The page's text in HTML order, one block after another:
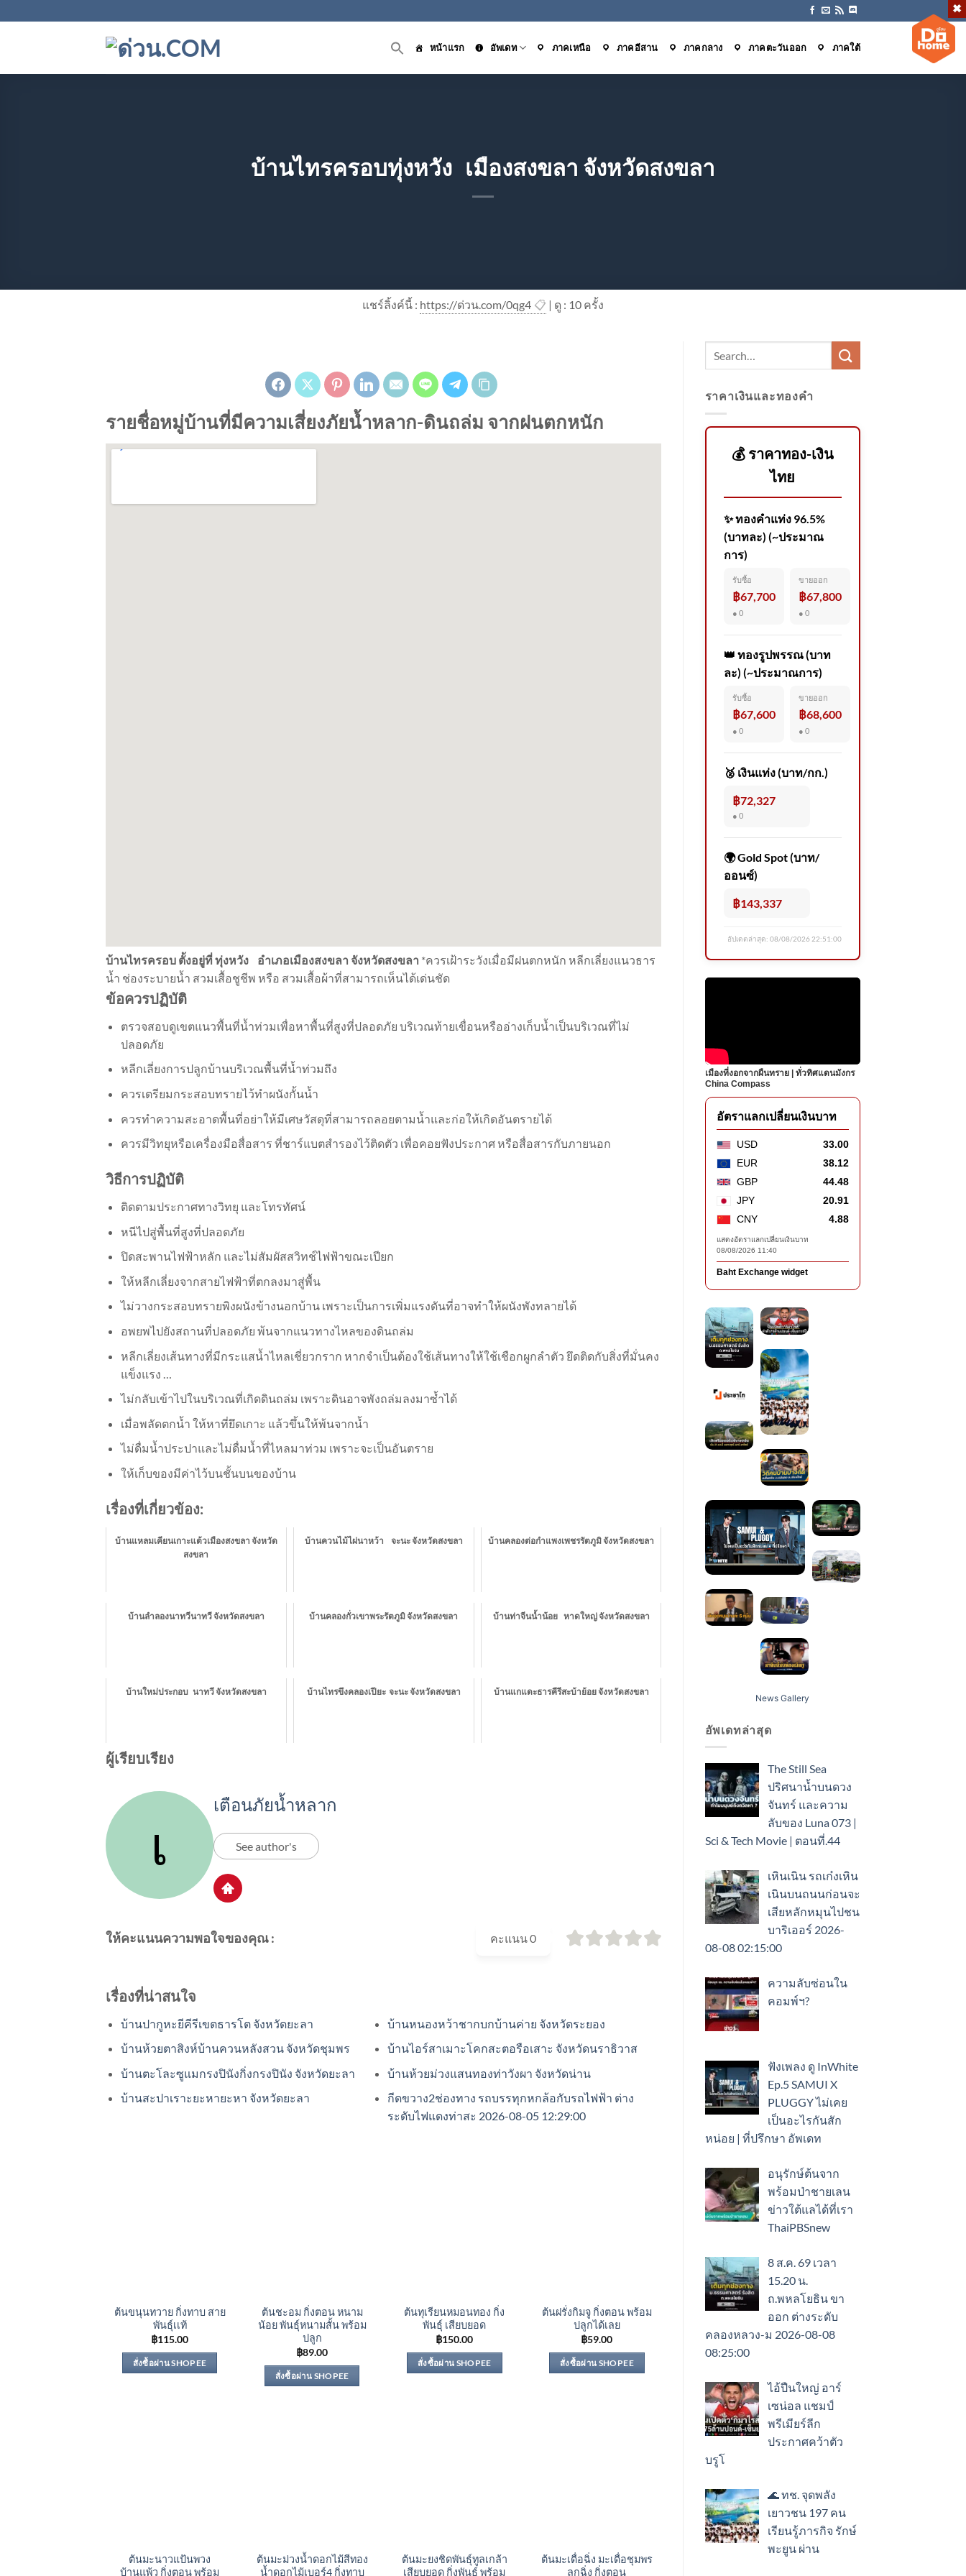
ไป
หน้าแรก อัพเดท ภาคเหนือ ภาคอีสาน ภาคกลาง ภาคตะวันออก ภาคใต้
บ้านไทรครอบทุ่งหวัง เมืองสงขลา จังหวัดสงขลา
แชร์ลิ้งค์นี้ : https://ด่วน.com/0qg4 📋 | ดู : 10 ครั้ง
รายชื่อหมู่บ้านที่มีความเสี่ยงภัยน้ำหลาก-ดินถล่ม จากฝนตกหนัก
บ้านไทรครอบ ตั้งอยู่ที่ ทุ่งหวัง อำเภอเมืองสงขลา จังหวัดสงขลา *ควรเฝ้าระวังเมื่อมีฝนตกหนัก หลีกเลี่ยงแนวธาร
น้ำ ช่องระบายน้ำ สวมเสื้อชูชีพ หรือ สวมเสื้อผ้าที่สามารถเห็นได้เด่นชัด
ข้อควรปฏิบัติ
ตรวจสอบดูเขตแนวพื้นที่น้ำท่วมเพื่อหาพื้นที่สูงที่ปลอดภัย บริเวณท้ายเขื่อนหรืออ่างเก็บน้ำเป็นบริเวณที่ไม่
ปลอดภัย
หลีกเลี่ยงการปลูกบ้านบริเวณพื้นที่น้ำท่วมถึง
ควรเตรียมกระสอบทรายไว้ทำผนังกั้นน้ำ
ควรทำความสะอาดพื้นที่อย่าให้มีเศษวัสดุที่สามารถลอยตามน้ำและก่อให้เกิดอันตรายได้
ควรมีวิทยุหรือเครื่องมือสื่อสาร ที่ชาร์แบตสำรองไว้ติดตัว เพื่อคอยฟังประกาศ หรือสื่อสารกับภายนอก
วิธีการปฏิบัติ
ติดตามประกาศทางวิทยุ และโทรทัศน์
หนีไปสู่พื้นที่สูงที่ปลอดภัย
ปิดสะพานไฟฟ้าหลัก และไม่สัมผัสสวิทช์ไฟฟ้าขณะเปียก
ให้หลีกเลี่ยงจากสายไฟฟ้าที่ตกลงมาสู่พื้น
ไม่วางกระสอบทรายพิงผนังข้างนอกบ้าน เพราะเป็นการเพิ่มแรงดันที่อาจทำให้ผนังพังทลายได้
อพยพไปยังสถานที่ปลอดภัย พ้นจากแนวทางไหลของดินถล่ม
หลีกเลี่ยงเส้นทางที่มีกระแสน้ำไหลเชี่ยวกราก หากจำเป็นต้องใช้เส้นทางให้ใช้เชือกผูกลำตัว ยึดติดกับสิ่งที่มั่นคง
แข็งแรง …
ไม่กลับเข้าไปในบริเวณที่เกิดดินถล่ม เพราะดินอาจพังถล่มลงมาซ้ำได้
เมื่อพลัดตกน้ำ ให้หาที่ยึดเกาะ แล้วขึ้นให้พ้นจากน้ำ
ไม่ดื่มน้ำประปาและไม่ดื่มน้ำที่ไหลมาท่วม เพราะจะเป็นอันตราย
ให้เก็บของมีค่าไว้บนชั้นบนของบ้าน
เรื่องที่เกี่ยวข้อง:
บ้านแหลมเคียนเกาะแต้วเมืองสงขลา จังหวัด
สงขลา
บ้านควนไม้ไผ่นาหว้า จะนะ จังหวัดสงขลา บ้านคลองต่อกำแพงเพชรรัตภูมิ จังหวัดสงขลา
บ้านลำลองนาทวีนาทวี จังหวัดสงขลา บ้านคลองกั่วเขาพระรัตภูมิ จังหวัดสงขลา บ้านท่าจีนน้ำน้อย หาดใหญ่ จังหวัดสงขลา
บ้านใหม่ประกอบ นาทวี จังหวัดสงขลา บ้านไทรขึงคลองเปียะ จะนะ จังหวัดสงขลา บ้านแกแดะธารคีรีสะบ้าย้อย จังหวัดสงขลา
ผู้เรียบเรียง
เตือนภัยน้ำหลาก
See author's
ให้คะแนนความพอใจของคุณ : คะแนน0
เรื่องที่น่าสนใจ
บ้านปากูหะยีคีรีเขตธารโต จังหวัดยะลา
บ้านห้วยตาสิงห์บ้านควนหลังสวน จังหวัดชุมพร
บ้านตะโละซูแมกรงปินังกิ่งกรงปินัง จังหวัดยะลา
บ้านสะปาเราะยะหายะหา จังหวัดยะลา
บ้านหนองหว้าชากบกบ้านค่าย จังหวัดระยอง
บ้านไอร์สาเมาะโคกสะตอรือเสาะ จังหวัดนราธิวาส
บ้านห้วยม่วงแสนทองท่าวังผา จังหวัดน่าน
กีดขวาง2ช่องทาง รถบรรทุกหกล้อกับรถไฟฟ้า ต่าง
ระดับไฟแดงท่าสะ 2026-08-05 12:29:00
ต้นขนุนทวาย กิ่งทาบ สาย
พันธุ์เเท้
฿115.00
สั่งซื้อผ่าน SHOPEE
ต้นชะอม กิ่งตอน หนาม
น้อย พันธุ์หนามสั้น พร้อม
ปลูก
฿89.00
สั่งซื้อผ่าน SHOPEE
ต้นทุเรียนหมอนทอง กิ่ง
พันธุ์ เสียบยอด
฿150.00
สั่งซื้อผ่าน SHOPEE
ต้นฝรั่งกิมจู กิ่งตอน พร้อม
ปลูกได้เลย
฿59.00
สั่งซื้อผ่าน SHOPEE
ต้นมะนาวแป้นพวง
บ้านแพ้ว กิ่งตอน พร้อม
ต้นมะม่วงน้ำดอกไม้สีทอง
น้ำดอกไม้เบอร์4 กิ่งทาบ
ต้นมะยงชิดพันธุ์ทูลเกล้า
เสียบยอด กิ่งพันธุ์ พร้อม
ต้นมะเดื่อฉิ่ง มะเดื่อชุมพร
ลูกฉิ่ง กิ่งตอน
ราคาเงินและทองคำ
💰 ราคาทอง-เงิน
ไทย
✨ ทองคำแท่ง 96.5%
(บาทละ) (~ประมาณ
การ)
รับซื้อ
฿67,700
● 0
ขายออก
฿67,800
● 0
👑 ทองรูปพรรณ (บาท
ละ) (~ประมาณการ)
รับซื้อ
฿67,600
● 0
ขายออก
฿68,600
● 0
🥈 เงินแท่ง (บาท/กก.)
฿72,327
● 0
🌍 Gold Spot (บาท/
ออนซ์)
฿143,337
อัปเดตล่าสุด: 08/08/2026 22:51:00
เมืองที่งอกจากผืนทราย | ทั่วทิศแดนมังกร
China Compass
อัตราแลกเปลี่ยนเงินบาท
USD
33.00
EUR
38.12
GBP
44.48
JPY
20.91
CNY
4.88
แสดงอัตราแลกเปลี่ยนเงินบาท
08/08/2026 11:40
Baht Exchange widget
News Gallery
อัพเดทล่าสุด
The Still Sea
ปริศนาน้ำบนดวง
จันทร์ และความ
ลับของ Luna 073 |
Sci & Tech Movie | ตอนที่.44
เหินเนิน รถเก๋งเหิน
เนินบนถนนก่อนจะ
เสียหลักหมุนไปชน
บาริเออร์ 2026-
08-08 02:15:00
ความลับซ่อนใน
คอมพ์ฯ?
ฟังเพลง ดู InWhite
Ep.5 SAMUI X
PLUGGY ไม่เคย
เป็นอะไรกันสัก
หน่อย | ที่ปรึกษา อัพเดท
อนุรักษ์ต้นจาก
พร้อมป่าชายเลน
ข่าวใต้แลได้ที่เรา
ThaiPBSnew
8 ส.ค. 69 เวลา
15.20 น.
ถ.พหลโยธิน ขา
ออก ต่างระดับ
คลองหลวง-ม 2026-08-08
08:25:00
ไอ้ปืนใหญ่ อาร์
เซน่อล แชมป์
พรีเมียร์ลีก
ประกาศคว้าตัว
บรูโ
🌊 ทช. จุดพลัง
เยาวชน 197 คน
เรียนรู้ภารกิจ รักษ์
พะยูน ผ่าน